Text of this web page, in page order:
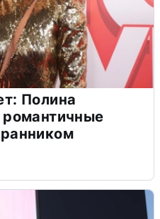
Полина
романтичные